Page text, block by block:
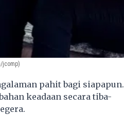
jcomp)
pahit bagi siapapun.
keadaan secara tiba-